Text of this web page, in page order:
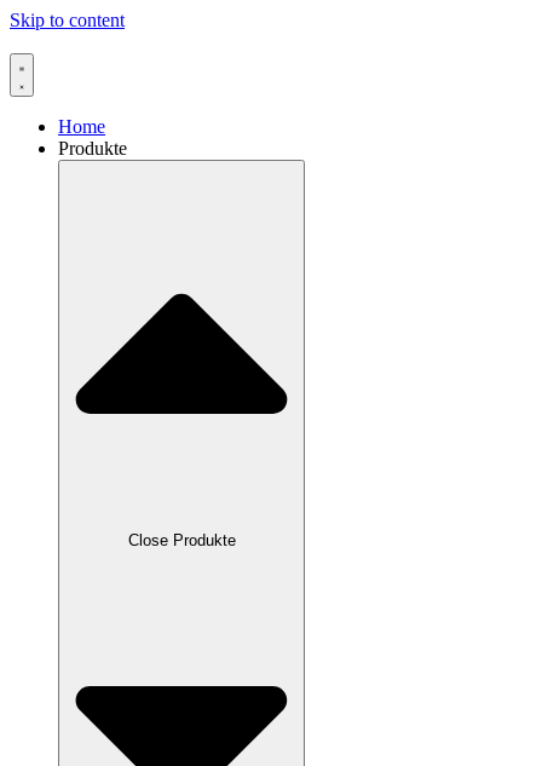
Skip to content
Home
Produkte
Close Produkte